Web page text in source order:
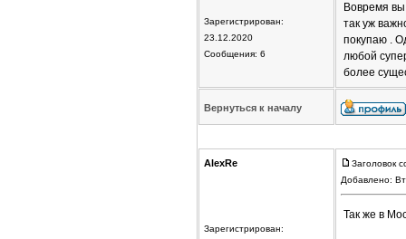
Зарегистрирован:
23.12.2020
Сообщения: 6
Вовремя вы
так уж
покупаю .
любой
более
Вернуться к началу
AlexRe
Зарегистрирован:
Заголовок
Добавлено:
Так же в